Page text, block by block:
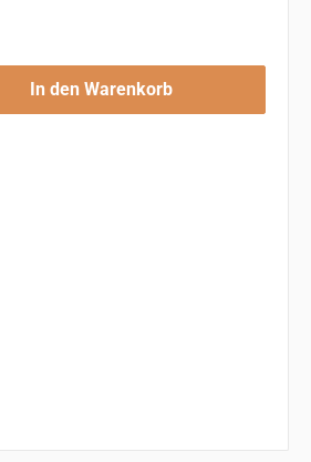
ein oder benutze die Schaltflächen um die
In den Warenkorb